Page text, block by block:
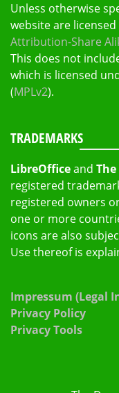
Unless otherwise
website are
Attribution-Share
This does not
which is licensed
(MPLv2).
TRADEMARKS
LibreOfficeand
registered
registered owners
one or more
icons are also
Use thereof is
Impressum (Legal
Privacy Policy
Privacy Tools